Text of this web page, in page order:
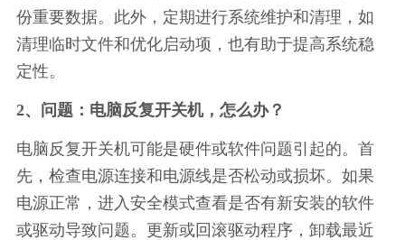
份重要数据。此外，定期进行系统维护和清理，如
清理临时文件和优化启动项，也有助于提高系统稳
定性。
2、问题：电脑反复开关机，怎么办？
电脑反复开关机可能是硬件或软件问题引起的。首
先，检查电源连接和电源线是否松动或损坏。如果
电源正常，进入安全模式查看是否有新安装的软件
或驱动导致问题。更新或回滚驱动程序，卸载最近